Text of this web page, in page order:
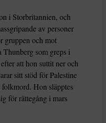
i Storbritannien, och
av personer
gruppen och mot
som greps i
att hon suttit ner och
sitt stöd för Palestine
Hon släpptes
för rättegång i mars